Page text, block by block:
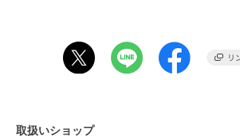
荒れやすい肌の為、2種の手荒れ防止*3成分で
酸*4×ヨモギ葉エキス*5を配合。
*1 シア脂(保湿成分)
取扱いショップ